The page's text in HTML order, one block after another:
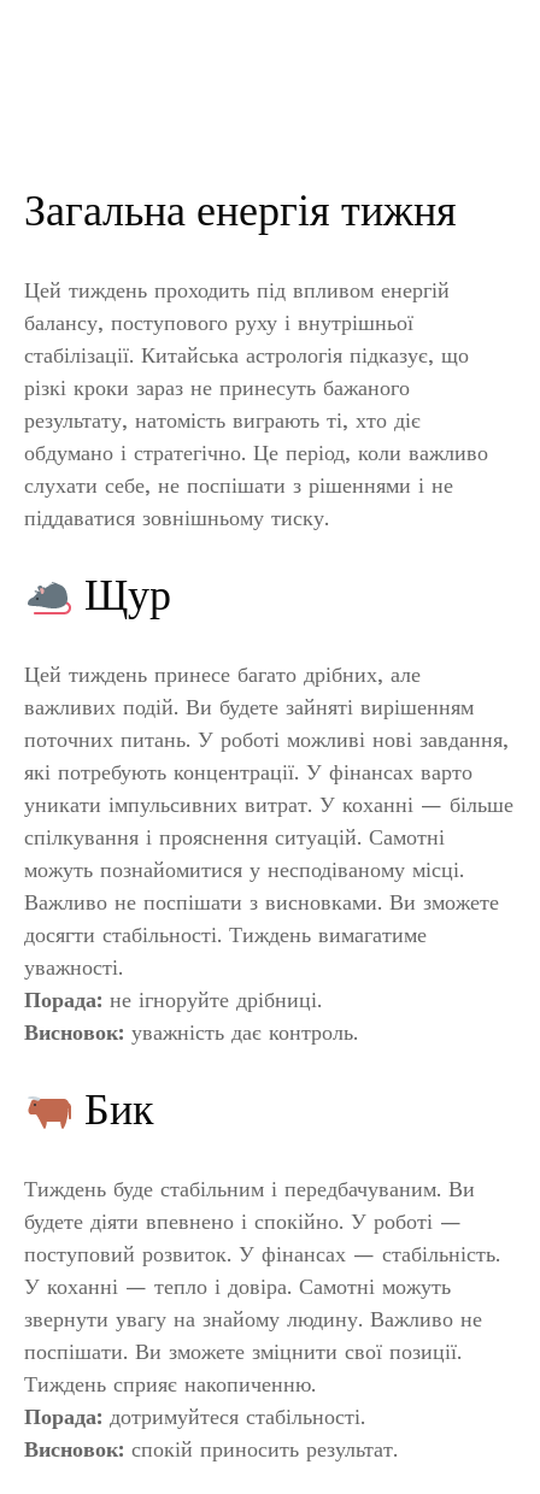
Загальна енергія тижня
Цей тиждень проходить під впливом енергій
балансу, поступового руху і внутрішньої
стабілізації. Китайська астрологія підказує, що
різкі кроки зараз не принесуть бажаного
результату, натомість виграють ті, хто діє
обдумано і стратегічно. Це період, коли важливо
слухати себе, не поспішати з рішеннями і не
піддаватися зовнішньому тиску.
Щур
Цей тиждень принесе багато дрібних, але
важливих подій. Ви будете зайняті вирішенням
поточних питань. У роботі можливі нові завдання,
які потребують концентрації. У фінансах варто
уникати імпульсивних витрат. У коханні — більше
спілкування і прояснення ситуацій. Самотні
можуть познайомитися у несподіваному місці.
Важливо не поспішати з висновками. Ви зможете
досягти стабільності. Тиждень вимагатиме
уважності.
Порада: не ігноруйте дрібниці.
Висновок: уважність дає контроль.
Бик
Тиждень буде стабільним і передбачуваним. Ви
будете діяти впевнено і спокійно. У роботі —
поступовий розвиток. У фінансах — стабільність.
У коханні — тепло і довіра. Самотні можуть
звернути увагу на знайому людину. Важливо не
поспішати. Ви зможете зміцнити свої позиції.
Тиждень сприяє накопиченню.
Порада: дотримуйтеся стабільності.
Висновок: спокій приносить результат.